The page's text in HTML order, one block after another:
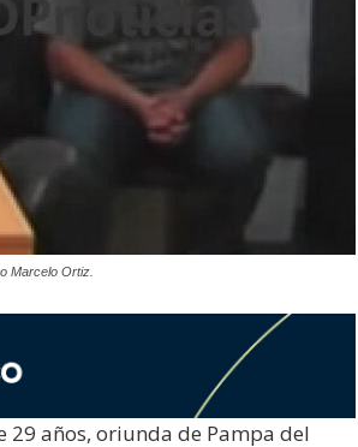
Marcelo Ortiz.
29 años, oriunda de Pampa del